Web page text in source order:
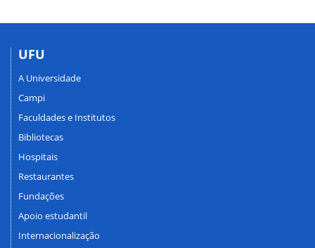
UFU
A Universidade
Campi
Faculdades e Institutos
Bibliotecas
Hospitais
Restaurantes
Fundações
Apoio estudantil
Internacionalização